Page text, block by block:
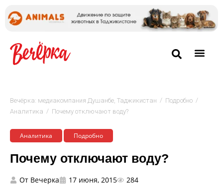
Вечёрка: медиакомпания Душанбе, Таджикистан / Подробно /
Аналитика / Почему отключают воду?
Аналитика Подробно
Почему отключают воду?
От Вечерка 17 июня, 2015 284